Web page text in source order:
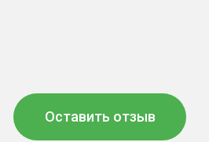
Оставить отзыв